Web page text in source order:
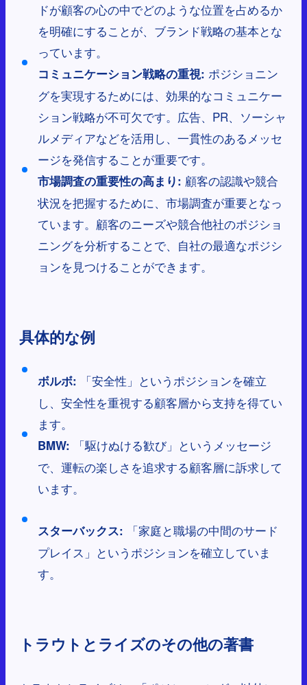
ドが顧客の心の中でどのような位置を占めるか
を明確にすることが、ブランド戦略の基本とな
っています。
コミュニケーション戦略の重視: ポジショニン
グを実現するためには、効果的なコミュニケー
ション戦略が不可欠です。広告、PR、ソーシャ
ルメディアなどを活用し、一貫性のあるメッセ
ージを発信することが重要です。
市場調査の重要性の高まり: 顧客の認識や競合
状況を把握するために、市場調査が重要となっ
ています。顧客のニーズや競合他社のポジショ
ニングを分析することで、自社の最適なポジシ
ョンを見つけることができます。
具体的な例
ボルボ: 「安全性」というポジションを確立
し、安全性を重視する顧客層から支持を得てい
ます。
BMW: 「駆けぬける歓び」というメッセージ
で、運転の楽しさを追求する顧客層に訴求して
います。
スターバックス: 「家庭と職場の中間のサード
プレイス」というポジションを確立していま
す。
トラウトとライズのその他の著書